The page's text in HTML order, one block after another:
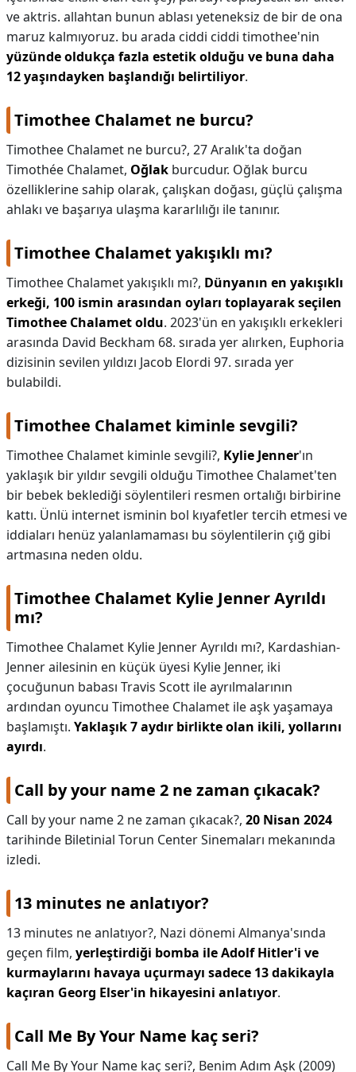
ve aktris. allahtan bunun ablası yeteneksiz de bir de ona
maruz kalmıyoruz. bu arada ciddi ciddi timothee'nin
yüzünde oldukça fazla estetik olduğu ve buna daha
12 yaşındayken başlandığı belirtiliyor.
Timothee Chalamet ne burcu?
Timothee Chalamet ne burcu?, 27 Aralık'ta doğan
Timothée Chalamet, Oğlak burcudur. Oğlak burcu
özelliklerine sahip olarak, çalışkan doğası, güçlü çalışma
ahlakı ve başarıya ulaşma kararlılığı ile tanınır.
Timothee Chalamet yakışıklı mı?
Timothee Chalamet yakışıklı mı?, Dünyanın en yakışıklı
erkeği, 100 ismin arasından oyları toplayarak seçilen
Timothee Chalamet oldu. 2023'ün en yakışıklı erkekleri
arasında David Beckham 68. sırada yer alırken, Euphoria
dizisinin sevilen yıldızı Jacob Elordi 97. sırada yer
bulabildi.
Timothee Chalamet kiminle sevgili?
Timothee Chalamet kiminle sevgili?, Kylie Jenner'ın
yaklaşık bir yıldır sevgili olduğu Timothee Chalamet'ten
bir bebek beklediği söylentileri resmen ortalığı birbirine
kattı. Ünlü internet isminin bol kıyafetler tercih etmesi ve
iddiaları henüz yalanlamaması bu söylentilerin çığ gibi
artmasına neden oldu.
Timothee Chalamet Kylie Jenner Ayrıldı
mı?
Timothee Chalamet Kylie Jenner Ayrıldı mı?, Kardashian-
Jenner ailesinin en küçük üyesi Kylie Jenner, iki
çocuğunun babası Travis Scott ile ayrılmalarının
ardından oyuncu Timothee Chalamet ile aşk yaşamaya
başlamıştı. Yaklaşık 7 aydır birlikte olan ikili, yollarını
ayırdı.
Call by your name 2 ne zaman çıkacak?
Call by your name 2 ne zaman çıkacak?, 20 Nisan 2024
tarihinde Biletinial Torun Center Sinemaları mekanında
izledi.
13 minutes ne anlatıyor?
13 minutes ne anlatıyor?, Nazi dönemi Almanya'sında
geçen film, yerleştirdiği bomba ile Adolf Hitler'i ve
kurmaylarını havaya uçurmayı sadece 13 dakikayla
kaçıran Georg Elser'in hikayesini anlatıyor.
Call Me By Your Name kaç seri?
Call Me By Your Name kaç seri?, Benim Adım Aşk (2009)